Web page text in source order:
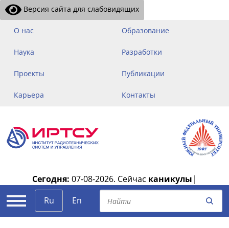
Версия сайта для слабовидящих
О нас Образование
Наука Разработки
Проекты Публикации
Карьера Контакты
Сегодня: 07-08-2026. Сейчас каникулы |
Ru
En